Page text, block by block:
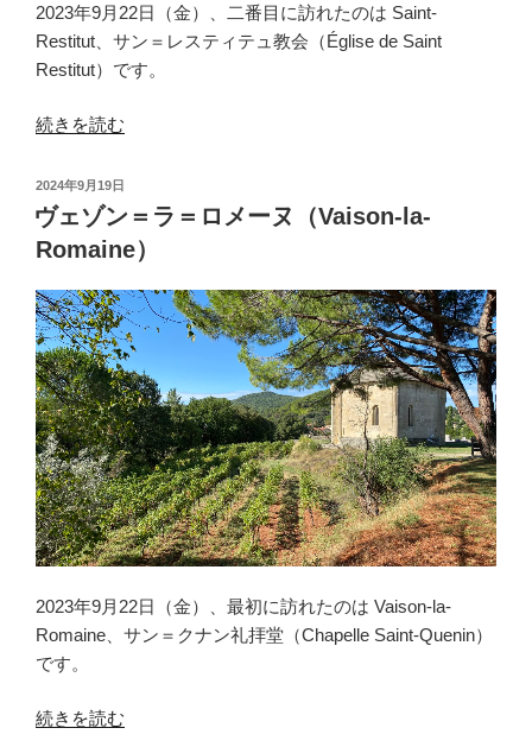
Paul-
Trois-
Châteaux）”
2023年9月22日（金）、二番目に訪れたのは Saint-
Restitut、サン＝レスティテュ教会（Église de Saint
Restitut）です。
“サ
＝
レ
ス
ィ
テ
ュ
（Saint-
Restitut）”
の
続きを読む
投
稿
日:
2024年9月19日
ヴェゾン＝ラ＝ロメーヌ（Vaison-la-
Romaine）
2023年9月22日（金）、最初に訪れたのは Vaison-la-
Romaine、サン＝クナン礼拝堂（Chapelle Saint-Quenin）
です。
“ヴ
続きを読む